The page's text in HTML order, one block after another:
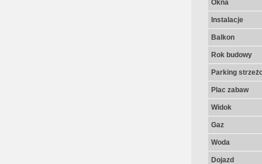
Okna
Instalacje
Balkon
Rok budowy
Parking
Plac zabaw
Widok
Gaz
Woda
Dojazd